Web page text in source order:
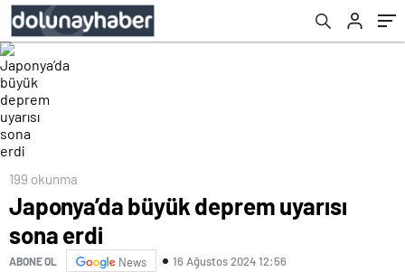
199 okunma
Japonya’da büyük deprem uyarısı
sona erdi
ABONE OL News 16 Ağustos 2024 12:56